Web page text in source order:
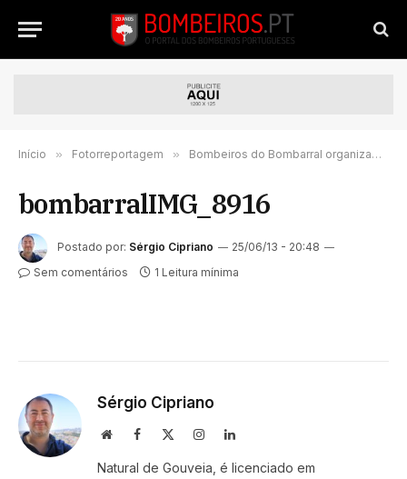
Início » Fotorreportagem » Bombeiros do Bombarral organizam simulacro.
bombarralIMG_8916
Postado por: Sérgio Cipriano
25/06/13 - 20:48
Sem comentários
1 Leitura mínima
Sérgio Cipriano
WebsiteFacebook InstagramLinkedIn
Natural de Gouveia, é licenciado em